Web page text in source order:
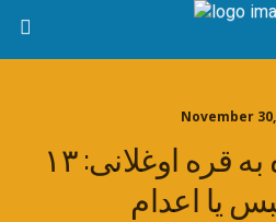
November
حکم ابلاغ شده به قره‌‌ اوغلانی: ۱۳
یا اعدام